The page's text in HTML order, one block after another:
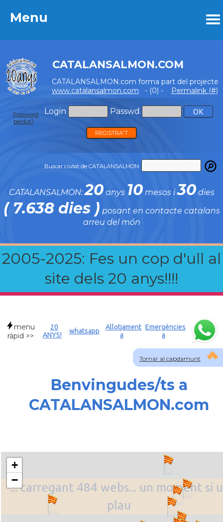
Menu
CATALANSALMON.COM
CATALANSALMON.com forma part del projecte
www.catalansalmon.com - (0) - Permalink (#)
Login Passwd
Password
perdut?
REGISTRA'T
Buscar ciutat de CATALANSALMON:
CATALANSALMON:20anys 10mesos i30dies
( 7.638 dies ) posant en contacte catalans
arreu del món
2005-2025: Fes un cop d'ull al
site dels 20 anys!!!!
Menu
Tornar al capdamunt
menu
ràpid >>
20
ANYS!
whatsapp
Allotjament
a
Emergències
a
Benvingudes/ts a
CATALANSALMON.com
... carregant 484 webs... un moment si
plau
+
−